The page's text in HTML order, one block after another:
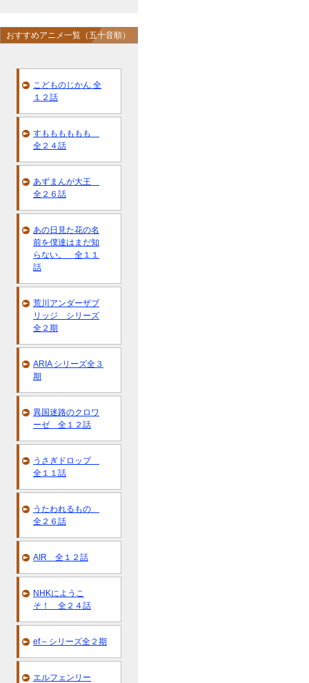
おすすめアニメ一覧（五十音順）
こどものじかん 全
１２話
すもももももも
全２４話
あずまんが大王
全２６話
あの日見た花の名
前を僕達はまだ知
らない。 全１１
話
荒川アンダーザブ
リッジ シリーズ
全２期
ARIA シリーズ全３
期
異国迷路のクロワ
ーゼ 全１２話
うさぎドロップ
全１１話
うたわれるもの
全２６話
AIR 全１２話
NHKにようこ
そ！ 全２４話
ef – シリーズ全２期
エルフェンリー